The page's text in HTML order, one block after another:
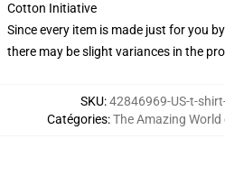
Cotton Initiative
Since every item is made just for you
there may be slight variances in the
SKU:42846969-US-t-
Catégories:The Amazing